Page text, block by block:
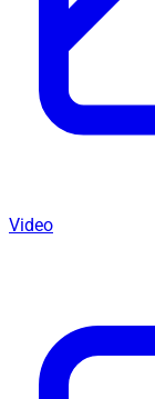
Video